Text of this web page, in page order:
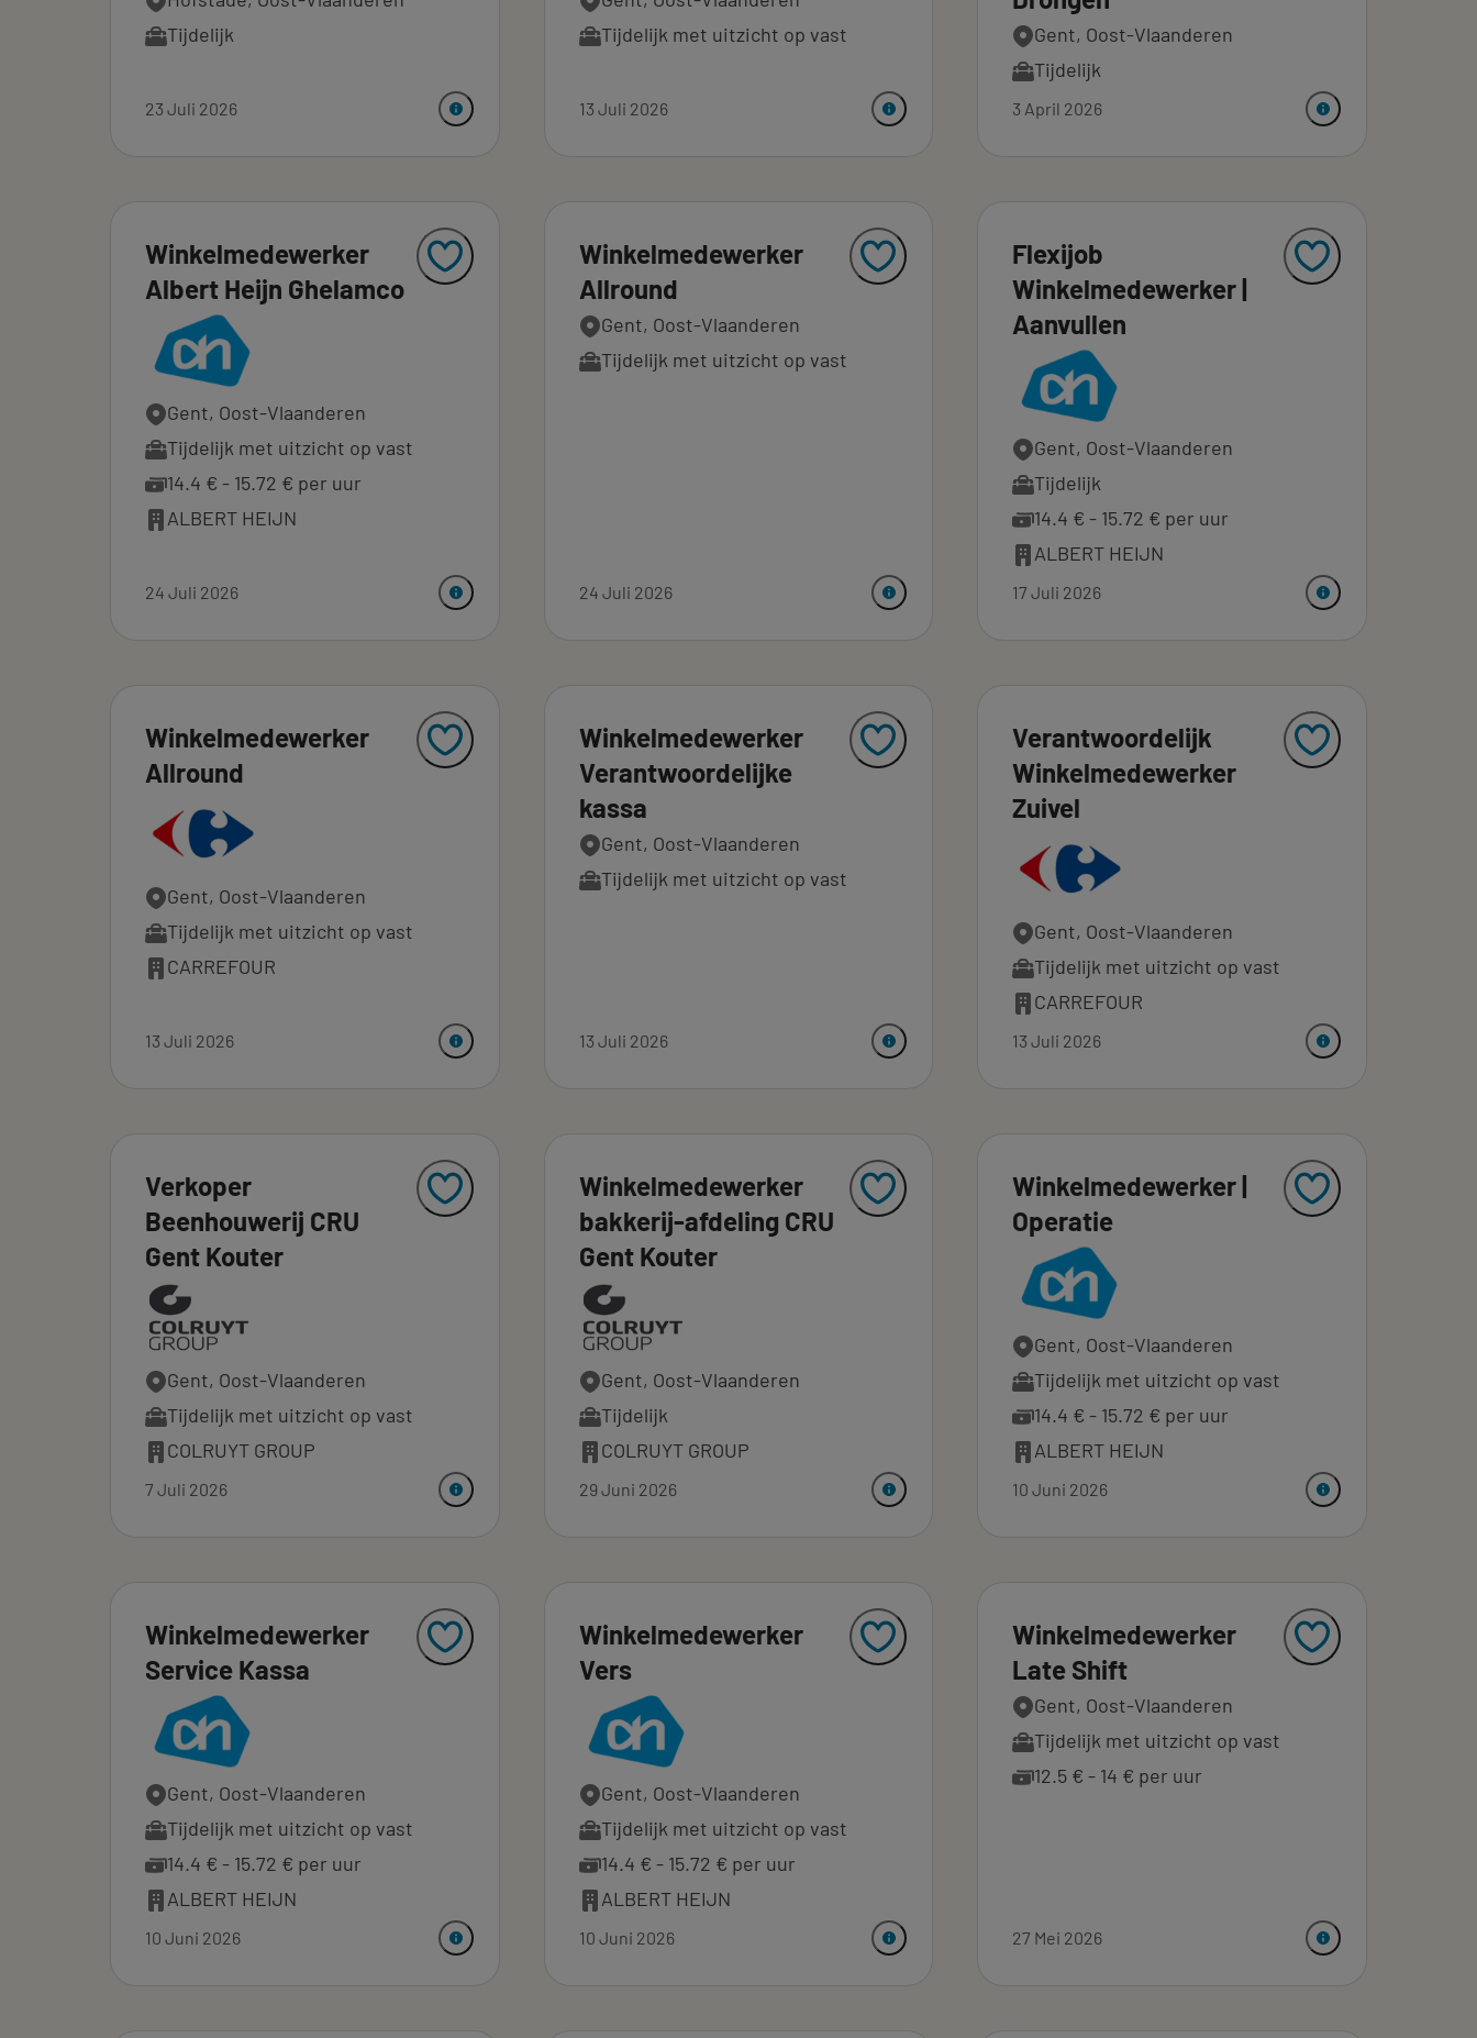
Tijdelijk
23 Juli 2026
Tijdelijk met uitzicht op vast
13 Juli 2026
Gent, Oost-Vlaanderen
Tijdelijk
3 April 2026
Winkelmedewerker
Albert Heijn Ghelamco
Gent, Oost-Vlaanderen
Tijdelijk met uitzicht op vast
14.4 € - 15.72 € per uur
ALBERT HEIJN
24 Juli 2026
Winkelmedewerker
Allround
Gent, Oost-Vlaanderen
Tijdelijk met uitzicht op vast
24 Juli 2026
Flexijob
Winkelmedewerker |
Aanvullen
Gent, Oost-Vlaanderen
Tijdelijk
14.4 € - 15.72 € per uur
ALBERT HEIJN
17 Juli 2026
Winkelmedewerker
Allround
Gent, Oost-Vlaanderen
Tijdelijk met uitzicht op vast
CARREFOUR
13 Juli 2026
Winkelmedewerker
Verantwoordelijke
kassa
Gent, Oost-Vlaanderen
Tijdelijk met uitzicht op vast
13 Juli 2026
Verantwoordelijk
Winkelmedewerker
Zuivel
Gent, Oost-Vlaanderen
Tijdelijk met uitzicht op vast
CARREFOUR
13 Juli 2026
Verkoper
Beenhouwerij CRU
Gent Kouter
Gent, Oost-Vlaanderen
Tijdelijk met uitzicht op vast
COLRUYT GROUP
7 Juli 2026
Winkelmedewerker
bakkerij-afdeling CRU
Gent Kouter
Gent, Oost-Vlaanderen
Tijdelijk
COLRUYT GROUP
29 Juni 2026
Winkelmedewerker |
Operatie
Gent, Oost-Vlaanderen
Tijdelijk met uitzicht op vast
14.4 € - 15.72 € per uur
ALBERT HEIJN
10 Juni 2026
Winkelmedewerker
Service Kassa
Gent, Oost-Vlaanderen
Tijdelijk met uitzicht op vast
14.4 € - 15.72 € per uur
ALBERT HEIJN
10 Juni 2026
Winkelmedewerker
Vers
Gent, Oost-Vlaanderen
Tijdelijk met uitzicht op vast
14.4 € - 15.72 € per uur
ALBERT HEIJN
10 Juni 2026
Winkelmedewerker
Late Shift
Gent, Oost-Vlaanderen
Tijdelijk met uitzicht op vast
12.5 € - 14 € per uur
27 Mei 2026